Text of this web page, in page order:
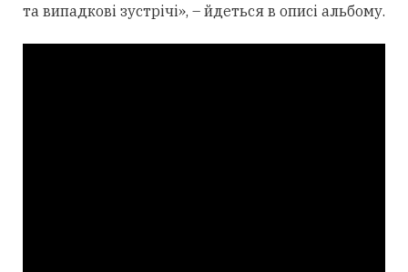
та випадкові зустрічі», – йдеться в описі альбому.